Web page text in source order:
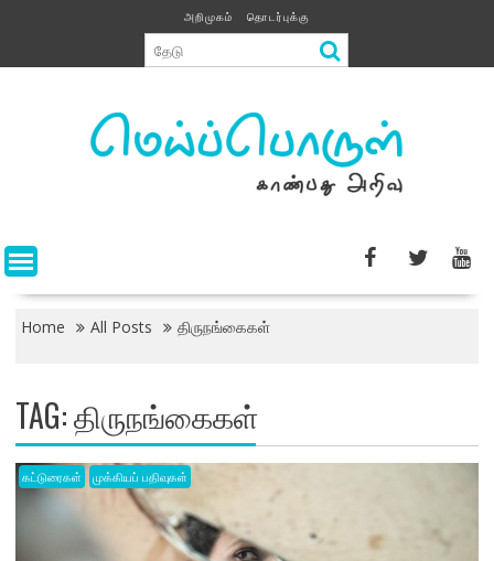
content
அறிமுகம் தொடர்புக்கு
Home All Posts திருநங்கைகள்
TAG:திருநங்கைகள்
கட்டுரைகள் முக்கியப் பதிவுகள்